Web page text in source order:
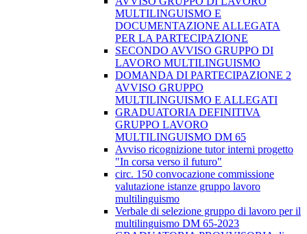
MULTILINGUISMO E
DOCUMENTAZIONE ALLEGATA
PER LA PARTECIPAZIONE
SECONDO AVVISO GRUPPO DI
LAVORO MULTILINGUISMO
DOMANDA DI PARTECIPAZIONE 2
AVVISO GRUPPO
MULTILINGUISMO E ALLEGATI
GRADUATORIA DEFINITIVA
GRUPPO LAVORO
MULTILINGUISMO DM 65
Avviso ricognizione tutor interni progetto
"In corsa verso il futuro"
circ. 150 convocazione commissione
valutazione istanze gruppo lavoro
multilinguismo
Verbale di selezione gruppo di lavoro per il
multilinguismo DM 65-2023